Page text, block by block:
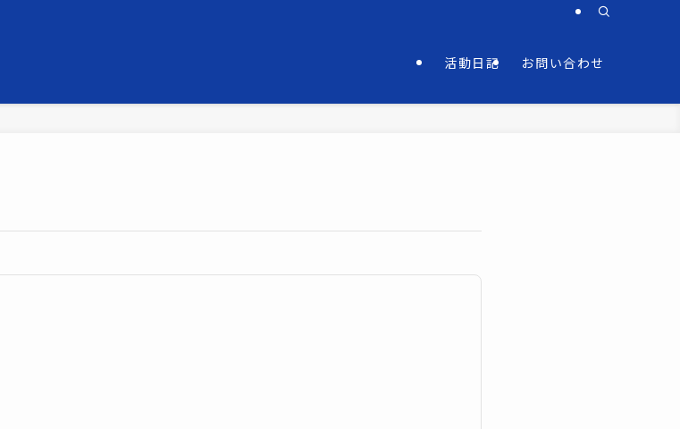
活動日記 お問い合わせ